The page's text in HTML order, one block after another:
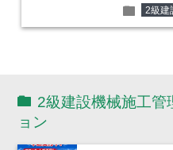
folder 2級建
2級建設機械施工管
ョン